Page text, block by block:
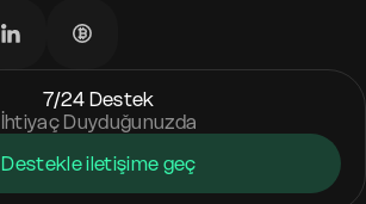
7/24 Destek
İhtiyaç Duyduğunuzda
Destekle iletişime geç